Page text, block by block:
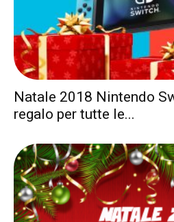
Natale 2018 Nintendo
regalo per tutte le...